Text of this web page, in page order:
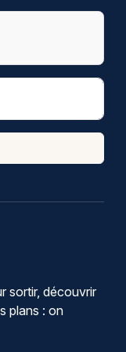
sortir, découvrir
plans : on